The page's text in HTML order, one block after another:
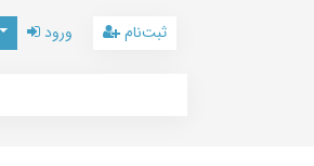
ورود ثبت‌نام